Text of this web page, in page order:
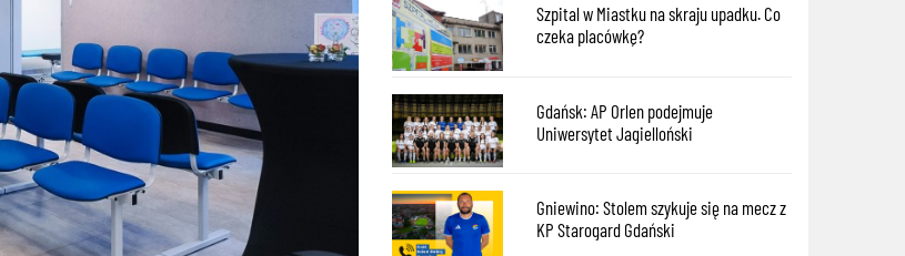
Szpital w Miastku na skraju upadku. Co
czeka placówkę?
Gdańsk: AP Orlen podejmuje
Uniwersytet Jagielloński
Gniewino: Stolem szykuje się na mecz z
KP Starogard Gdański